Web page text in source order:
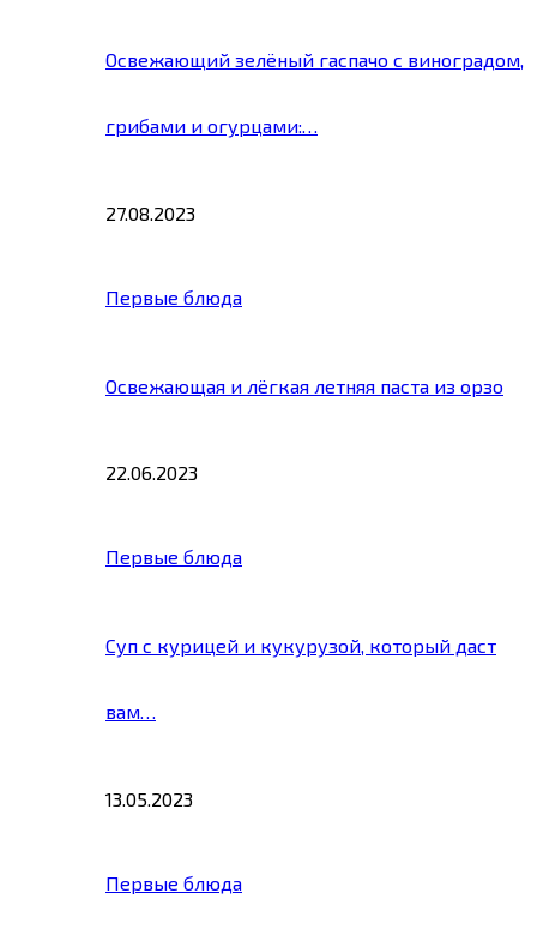
Освежающий зелёный гаспачо с виноградом,
грибами и огурцами:…
27.08.2023
Первые блюда
Освежающая и лёгкая летняя паста из орзо
22.06.2023
Первые блюда
Суп с курицей и кукурузой, который даст
вам…
13.05.2023
Первые блюда